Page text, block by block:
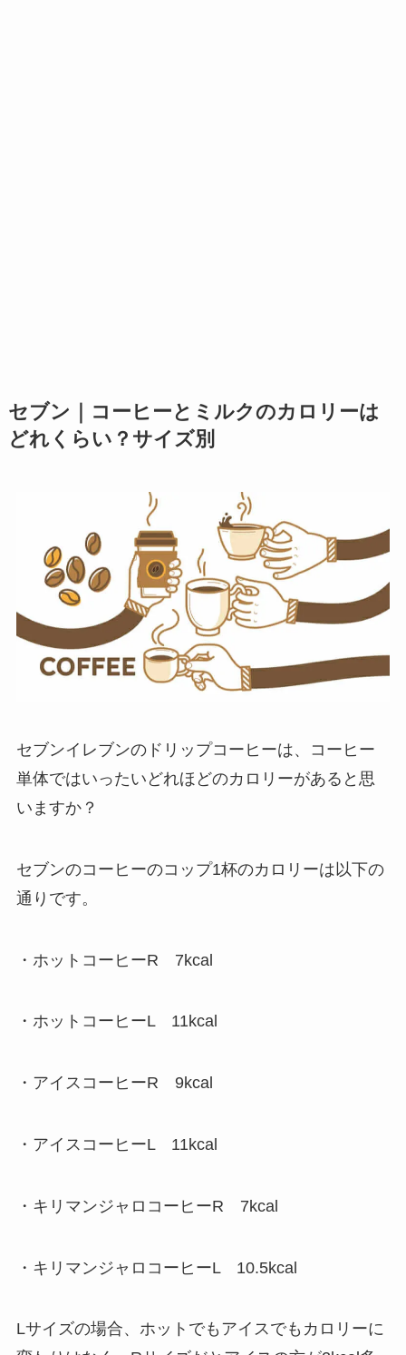
セブン｜コーヒーとミルクのカロリーは
どれくらい？サイズ別
セブンイレブンのドリップコーヒーは、コーヒー
単体ではいったいどれほどのカロリーがあると思
いますか？
セブンのコーヒーのコップ1杯のカロリーは以下の
通りです。
・ホットコーヒーR 7kcal
・ホットコーヒーL 11kcal
・アイスコーヒーR 9kcal
・アイスコーヒーL 11kcal
・キリマンジャロコーヒーR 7kcal
・キリマンジャロコーヒーL 10.5kcal
Lサイズの場合、ホットでもアイスでもカロリーに